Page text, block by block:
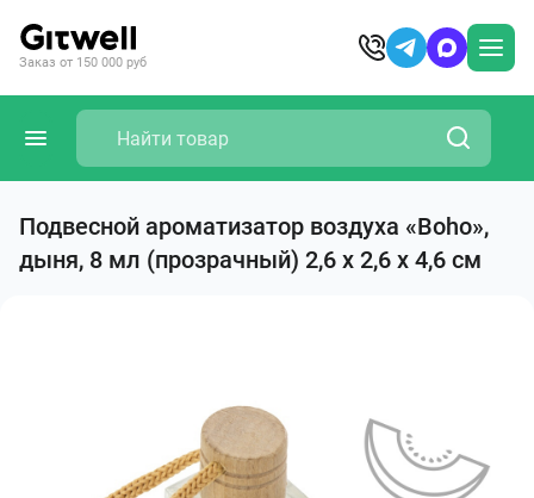
Заказ от 150 000 руб
Подвесной ароматизатор воздуха «Boho»,
дыня, 8 мл (прозрачный) 2,6 х 2,6 х 4,6 см